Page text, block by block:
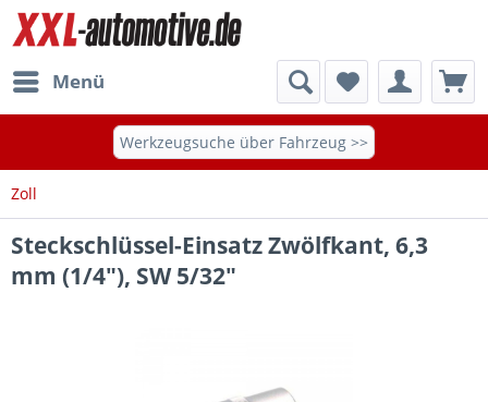
Menü
Werkzeugsuche über Fahrzeug >>
Zoll
Steckschlüssel-Einsatz Zwölfkant, 6,3
mm (1/4"), SW 5/32"